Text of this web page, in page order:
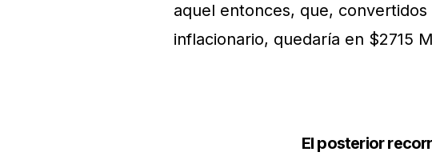
aquel entonces, que,
inflacionario, quedaría en $2715
El posterior